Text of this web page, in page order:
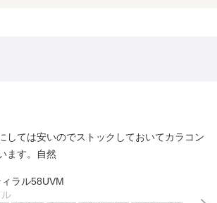
しては安いのでストックしておいてカラコン
ます。自然
ラル58UVM